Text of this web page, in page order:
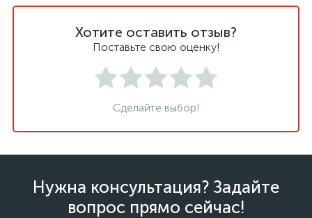
Хотите оставить отзыв?
Поставьте свою оценку!
Сделайте выбор!
Нужна консультация? Задайте
вопрос прямо сейчас!